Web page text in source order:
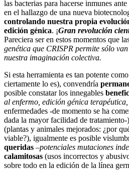
las bacterias para hacerse inmunes
en el hallazgo de una nueva
controlando nuestra propia
edición génica. ¡Gran revolución
Pareciera ser en estos momentos que
genética que CRISPR permite sólo
nuestra imaginación colectiva.
Si esta herramienta es tan potente
ciertamente lo es), convendría
posible constatar los innegables
al enfermo, edición génica terapéutica,
enfermedades -de momento se ha
dada la mayor facilidad de tratamiento-
(plantas y animales mejorados: ¿por
viable?), igualmente es posible
queridas –potenciales mutaciones
calamitosas (usos incorrectos y
sobre todo en la edición de la línea